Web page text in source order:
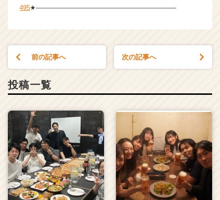
495★――――――――――――――――――――――
前の記事へ 次の記事へ
投稿一覧